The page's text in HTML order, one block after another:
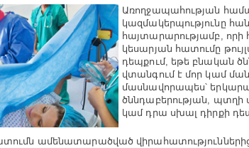
Առողջապահության
կազմակերպությունը
հայտարարությամբ, որի
կեսարյան հատումը
դեպքում, եթե բնական
վտանգում է մոր կամ
մասնավորապես՝
ծննդաբերության, պտղի
կամ դրա սխալ դիրքի
ամենատարածված